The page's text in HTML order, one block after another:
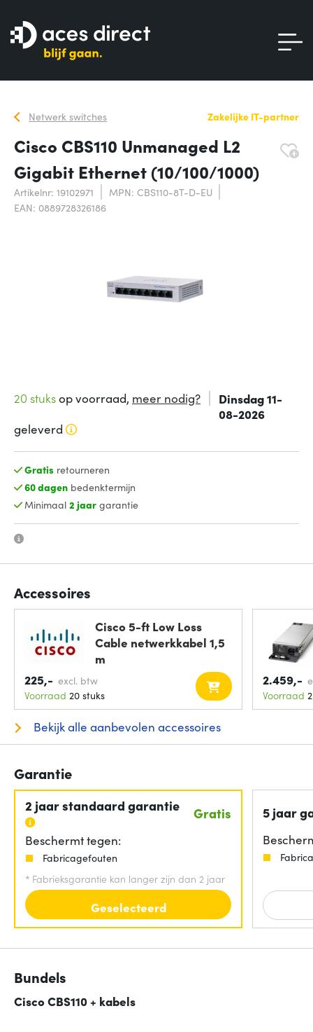
Netwerk switches Zakelijke IT-partner
Cisco CBS110 Unmanaged L2
Gigabit Ethernet (10/100/1000)
Artikelnr: 19102971
MPN: CBS110-8T-D-EU
EAN: 0889728326186
20 stuksop voorraad, meer nodig?
Dinsdag 11-
08-2026
geleverd
Gratis retourneren
60 dagenbedenktermijn
Minimaal 2 jaargarantie
Accessoires
Cisco 5-ft Low Loss
Cable netwerkkabel 1,5
m
225,- excl. btw
Voorraad 20 stuks
2.459,-
Voorraad
Bekijk alle aanbevolen accessoires
Garantie
2 jaar standaard garantie Gratis
Beschermt tegen:
Fabricagefouten
* Fabrieksgarantie kan langer zijn dan 2 jaar
Geselecteerd
5 jaar
Bundels
Cisco CBS110 + kabels